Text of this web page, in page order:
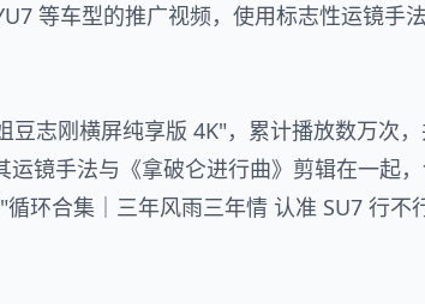
等车型的推广视频，使用标志性运镜手
志刚横屏纯享版 4K"，累计播放数万次
镜手法与《拿破仑进行曲》剪辑在一起
环合集｜三年风雨三年情 认准 SU7 行不